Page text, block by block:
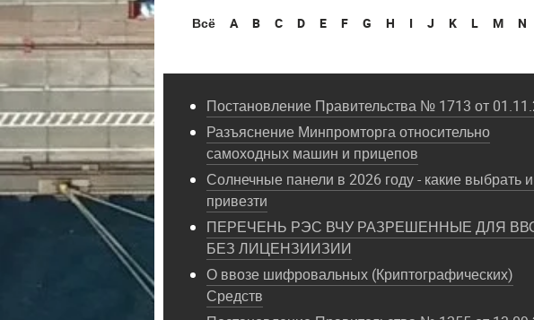
Всё A B C D E F G H I J K L M N
Постановление Правительства № 1713 от
Разъяснение Минпромторга относительно
самоходных машин и прицепов
Солнечные панели в 2026 году - какие выбрать
привезти
ПЕРЕЧЕНЬ РЭС ВЧУ РАЗРЕШЕННЫЕ ДЛЯ
БЕЗ ЛИЦЕНЗИИЗИИ
О ввозе шифровальных (Криптографических)
Средств